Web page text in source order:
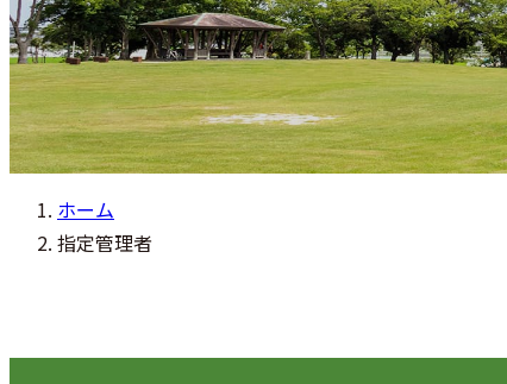
ホーム
指定管理者